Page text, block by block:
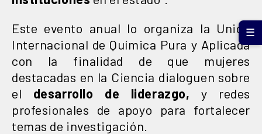
Este evento anual lo organiza la Unión
Internacional de Química Pura y Aplicada
con la finalidad de que mujeres
destacadas en la Ciencia dialoguen sobre
el desarrollo de liderazgo, y redes
profesionales de apoyo para fortalecer
temas de investigación.
☰